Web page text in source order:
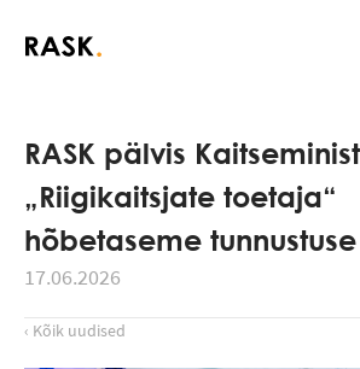
RASK pälvis
Riigikaitsjate toetaja“
hõbetaseme tunnustuse
17.06.2026
‹ Kõik uudised